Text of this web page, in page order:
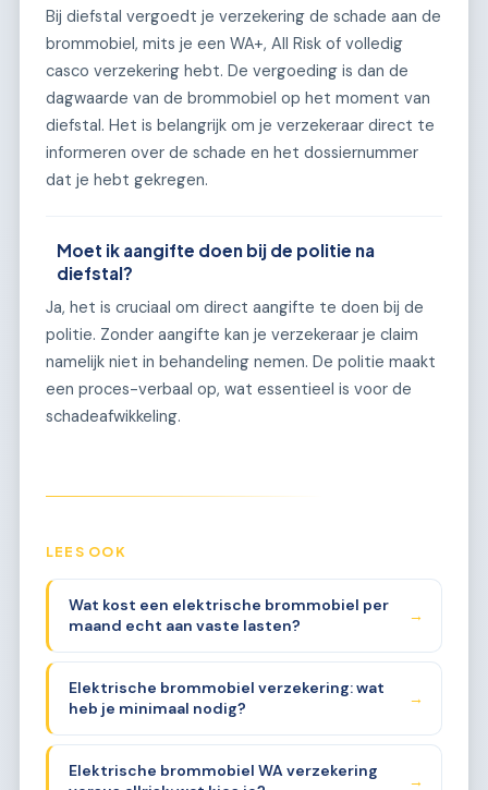
Bij diefstal vergoedt je verzekering de schade aan de
brommobiel, mits je een WA+, All Risk of volledig
casco verzekering hebt. De vergoeding is dan de
dagwaarde van de brommobiel op het moment van
diefstal. Het is belangrijk om je verzekeraar direct te
informeren over de schade en het dossiernummer
dat je hebt gekregen.
Moet ik aangifte doen bij de politie na
diefstal?
Ja, het is cruciaal om direct aangifte te doen bij de
politie. Zonder aangifte kan je verzekeraar je claim
namelijk niet in behandeling nemen. De politie maakt
een proces-verbaal op, wat essentieel is voor de
schadeafwikkeling.
LEES OOK
Wat kost een elektrische brommobiel per
maand echt aan vaste lasten?
→
Elektrische brommobiel verzekering: wat
heb je minimaal nodig?
→
Elektrische brommobiel WA verzekering
→